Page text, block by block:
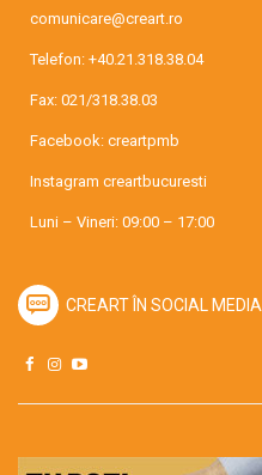
comunicare@creart.ro
Telefon: +40.21.318.38.04
Fax: 021/318.38.03
Facebook: creartpmb
Instagram creartbucuresti
Luni – Vineri: 09:00 – 17:00
CREART ÎN SOCIAL MEDIA